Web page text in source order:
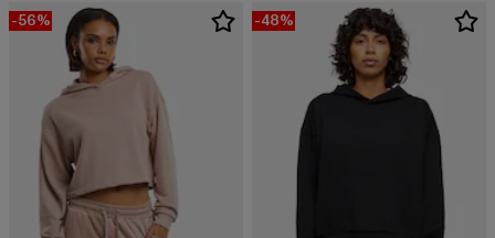
-56% -48%